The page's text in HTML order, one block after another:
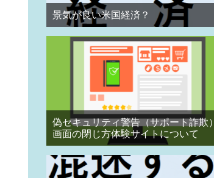
景気が良い米国経済？
偽セキュリティ警告（サポート詐欺）
画面の閉じ方体験サイトについて